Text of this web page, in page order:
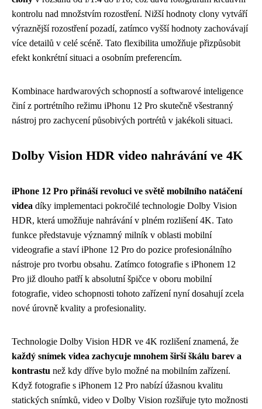
kontrolu nad množstvím rozostření. Nižší hodnoty clony vytváří
výraznější rozostření pozadí, zatímco vyšší hodnoty zachovávají
více detailů v celé scéně. Tato flexibilita umožňuje přizpůsobit
efekt konkrétní situaci a osobním preferencím.
Kombinace hardwarových schopností a softwarové inteligence
činí z portrétního režimu iPhonu 12 Pro skutečně všestranný
nástroj pro zachycení působivých portrétů v jakékoli situaci.
Dolby Vision HDR video nahrávání ve 4K
iPhone 12 Pro přináší revoluci ve světě mobilního natáčení
videa díky implementaci pokročilé technologie Dolby Vision
HDR, která umožňuje nahrávání v plném rozlišení 4K. Tato
funkce představuje významný milník v oblasti mobilní
videografie a staví iPhone 12 Pro do pozice profesionálního
nástroje pro tvorbu obsahu. Zatímco fotografie s iPhonem 12
Pro již dlouho patří k absolutní špičce v oboru mobilní
fotografie, video schopnosti tohoto zařízení nyní dosahují zcela
nové úrovně kvality a profesionality.
Technologie Dolby Vision HDR ve 4K rozlišení znamená, že
každý snímek videa zachycuje mnohem širší škálu barev a
kontrastu než kdy dříve bylo možné na mobilním zařízení.
Když fotografie s iPhonem 12 Pro nabízí úžasnou kvalitu
statických snímků, video v Dolby Vision rozšiřuje tyto možnosti